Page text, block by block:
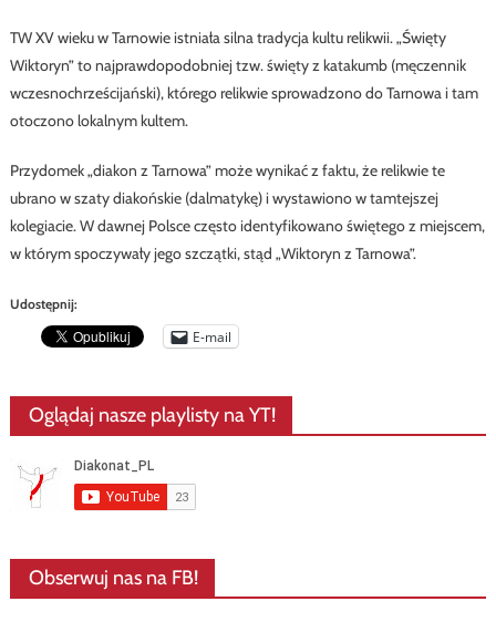
TW XV wieku w Tarnowie istniała silna tradycja kultu relikwii. „Święty
Wiktoryn” to najprawdopodobniej tzw. święty z katakumb (męczennik
wczesnochrześcijański), którego relikwie sprowadzono do Tarnowa i tam
otoczono lokalnym kultem.
Przydomek „diakon z Tarnowa” może wynikać z faktu, że relikwie te
ubrano w szaty diakońskie (dalmatykę) i wystawiono w tamtejszej
kolegiacie. W dawnej Polsce często identyfikowano świętego z miejscem,
w którym spoczywały jego szczątki, stąd „Wiktoryn z Tarnowa”.
Udostępnij:
E-mail
Oglądaj nasze playlisty na YT!
Obserwuj nas na FB!